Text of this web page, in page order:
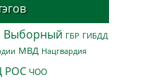
Выборный ГБР ГИБДД
МВД Нацгвардия
РОС ЧОО